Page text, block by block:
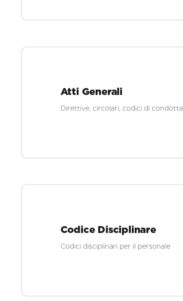
Atti Generali
Direttive, circolari, codici di condotta
Codice Disciplinare
Codici disciplinari per il personale